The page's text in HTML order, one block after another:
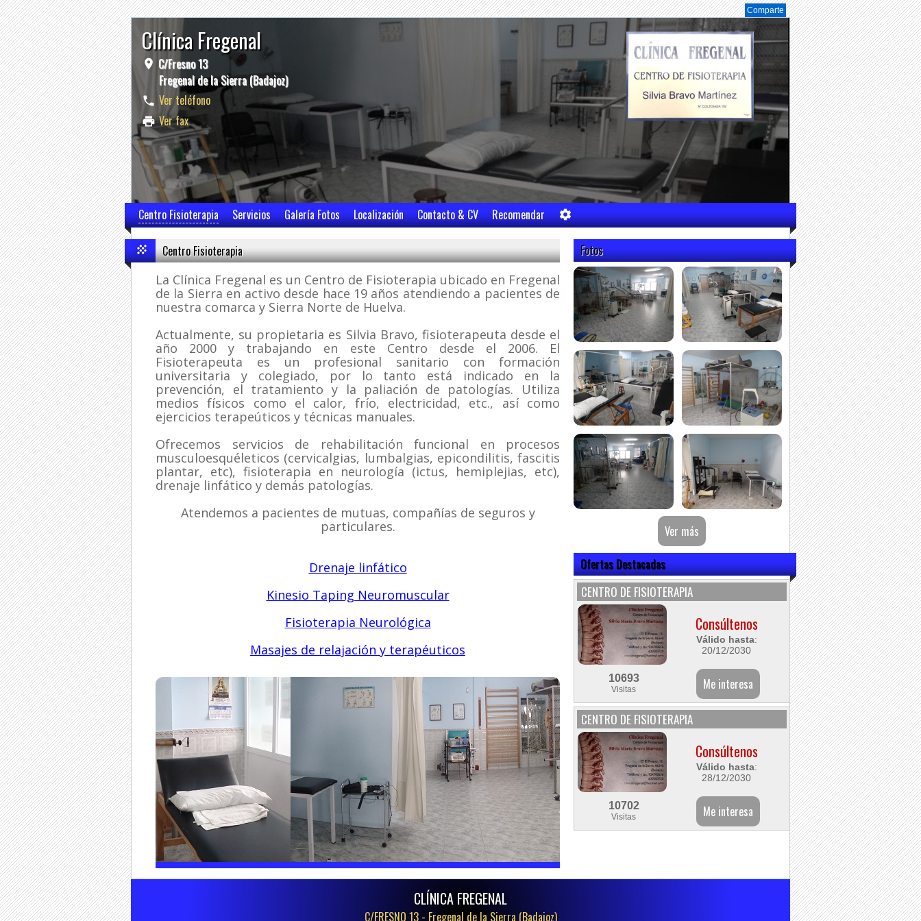
Comparte
Clínica Fregenal
C/Fresno 13
Fregenal de la Sierra (Badajoz)
Ver teléfono
Ver fax
Centro Fisioterapia Servicios Galería Fotos Localización Contacto & CV Recomendar
Centro Fisioterapia
La Clínica Fregenal es un Centro de Fisioterapia ubicado en Fregenal
de la Sierra en activo desde hace 19 años atendiendo a pacientes de
nuestra comarca y Sierra Norte de Huelva.
Actualmente, su propietaria es Silvia Bravo, fisioterapeuta desde el
año 2000 y trabajando en este Centro desde el 2006. El
Fisioterapeuta es un profesional sanitario con formación
universitaria y colegiado, por lo tanto está indicado en la
prevención, el tratamiento y la paliación de patologías. Utiliza
medios físicos como el calor, frío, electricidad, etc., así como
ejercicios terapeúticos y técnicas manuales.
Ofrecemos servicios de rehabilitación funcional en procesos
musculoesquéleticos (cervicalgias, lumbalgias, epicondilitis, fascitis
plantar, etc), fisioterapia en neurología (ictus, hemiplejias, etc),
drenaje linfático y demás patologías.
Atendemos a pacientes de mutuas, compañías de seguros y
particulares.
Drenaje linfático
Kinesio Taping Neuromuscular
Fisioterapia Neurológica
Masajes de relajación y terapéuticos
Fotos
Ofertas Destacadas
CENTRO DE FISIOTERAPIA
Consúltenos
Válido hasta:
20/12/2030
10693
Visitas
CENTRO DE FISIOTERAPIA
Consúltenos
Válido hasta:
28/12/2030
10702
Visitas
CLÍNICA FREGENAL
C/FRESNO 13 - Fregenal de la Sierra (Badajoz)